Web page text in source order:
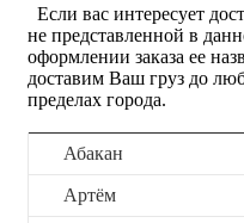
Если вас интересует
не представленной в
оформлении заказа ее
доставим Ваш груз до
пределах города.
Абакан
Артём